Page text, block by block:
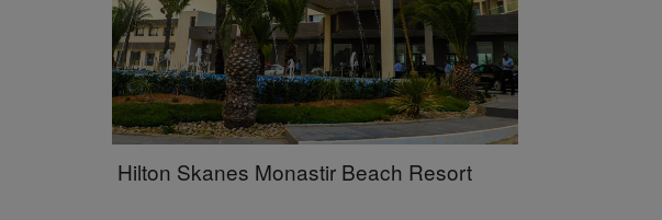
Hilton Skanes Monastir Beach Resort